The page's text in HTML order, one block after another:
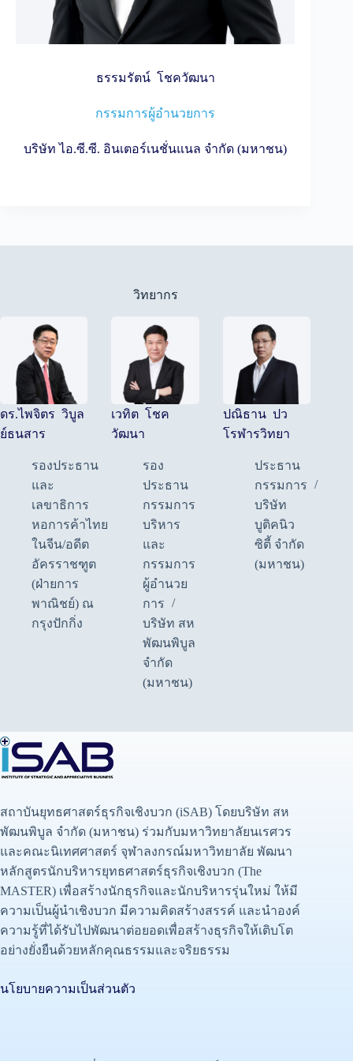
ธรรมรัตน์ โชควัฒนา
กรรมการผู้อำนวยการ
บริษัท ไอ.ซี.ซี. อินเตอร์เนชั่นแนล จำกัด (มหาชน)
วิทยากร
ดร.ไพจิตร วิบูล
ย์ธนสาร
รองประธาน
และ
เลขาธิการ
หอการค้าไทย
ในจีน/อดีต
อัครราชฑูต
(ฝ่ายการ
พาณิชย์) ณ
กรุงปักกิ่ง
เวทิต โชค
วัฒนา
รอง
ประธาน
กรรมการ
บริหาร
และ
กรรมการ
ผู้อำนวย
การ
บริษัท สห
พัฒนพิบูล
จำกัด
(มหาชน)
ปณิธาน ปว
โรฬารวิทยา
ประธาน
กรรมการ
บริษัท
บูติคนิว
ซิตี้ จำกัด
(มหาชน)
สถาบันยุทธศาสตร์ธุรกิจเชิงบวก (iSAB) โดยบริษัท สห
พัฒนพิบูล จำกัด (มหาชน) ร่วมกับมหาวิทยาลัยนเรศวร
และคณะนิเทศศาสตร์ จุฬาลงกรณ์มหาวิทยาลัย พัฒนา
หลักสูตรนักบริหารยุทธศาสตร์ธุรกิจเชิงบวก (The
MASTER) เพื่อสร้างนักธุรกิจและนักบริหารรุ่นใหม่ ให้มี
ความเป็นผู้นำเชิงบวก มีความคิดสร้างสรรค์ และนำองค์
ความรู้ที่ได้รับไปพัฒนาต่อยอดเพื่อสร้างธุรกิจให้เติบโต
อย่างยั่งยืนด้วยหลักคุณธรรมและจริยธรรม
นโยบายความเป็นส่วนตัว